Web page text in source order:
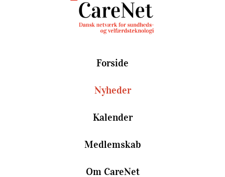
Forside
Nyheder
Kalender
Medlemskab
Om CareNet